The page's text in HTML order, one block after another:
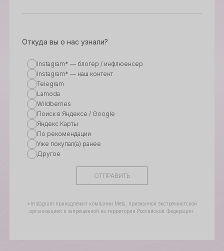
Откуда вы о нас узнали?
Instagram* — блогер / инфлюенсер
Instagram* — наш контент
Telegram
Lamoda
Wildberries
Поиск в Яндексе / Google
Яндекс Карты
По рекомендации
Уже покупал(а) ранее
Другое
ОТПРАВИТЬ
*Instagram принадлежит компании Meta, признанной экстремистской
организацией и запрещённой на территории Российской Федерации.